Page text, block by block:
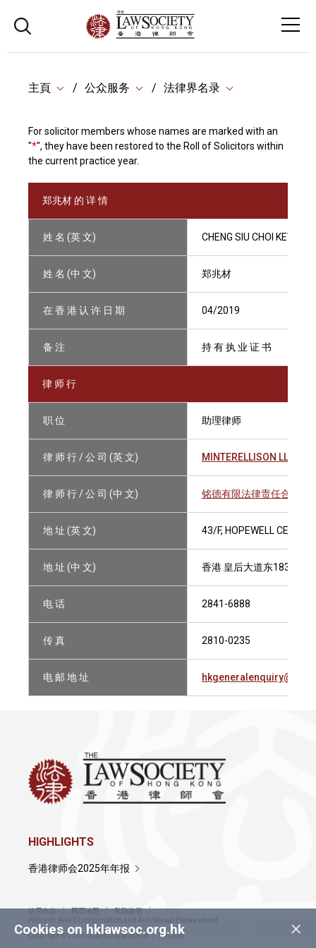
主頁 公众服务 法律界名录
For solicitor members whose names are marked with an
"*", they have been restored to the Roll of Solicitors within
the current practice year.
郑兆材 的 详 情
姓 名 (英 文) CHENG SIU CHOI KEVIN
姓 名 (中 文) 郑兆材
在 香 港 认 许 日 期 04/2019
备 注 持 有 执 业 证 书
律 师 行
职 位 助理律师
律 师 行 / 公 司 (英 文) MINTERELLISON LLP
律 师 行 / 公 司 (中 文) 铭德有限法律责任合伙律
地 址 (英 文) 43/F, HOPEWELL
地 址 (中 文) 香港 皇后大道东183号 合
电 话 2841-6888
传 真 2810-0235
电 邮 地 址
×
Cookies on hklawsoc.org.hk
HIGHLIGHTS
香港律师会2025年年报
使用条款 网页地图
私隐政策
Policy on Anti-Discrimination and Anti-Sexual Harassment
Copyright © 2026 香港律师会版权所有，不得转载